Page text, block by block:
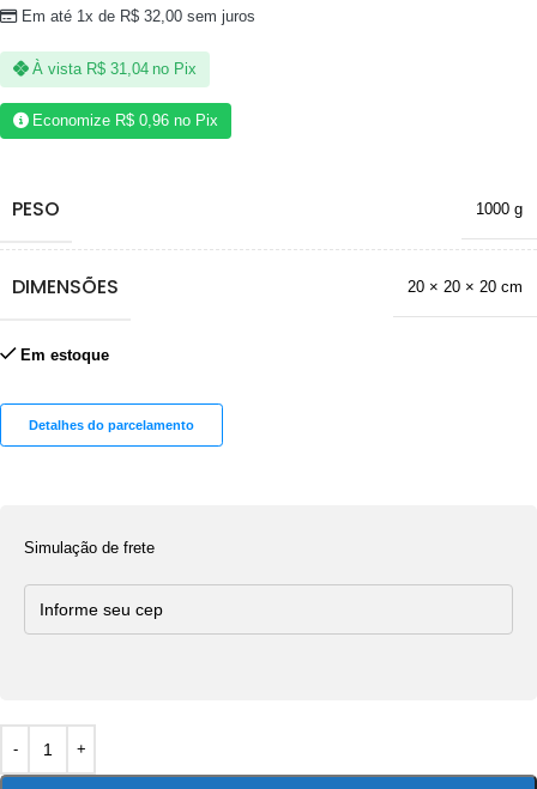
Em até 1x de R$ 32,00 sem juros
À vista R$31,04 no Pix
Economize R$ 0,96 no Pix
PESO 1000 g
DIMENSÕES 20 × 20 × 20 cm
Em estoque
Detalhes do parcelamento
Simulação de frete